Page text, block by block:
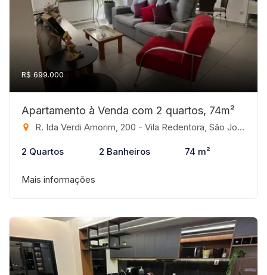
R$ 699.000
Apartamento à Venda com 2 quartos, 74m²
R. Ida Verdi Amorim, 200 - Vila Redentora, São José do Rio Preto-SP
2 Quartos 2 Banheiros 74 m²
Mais informações